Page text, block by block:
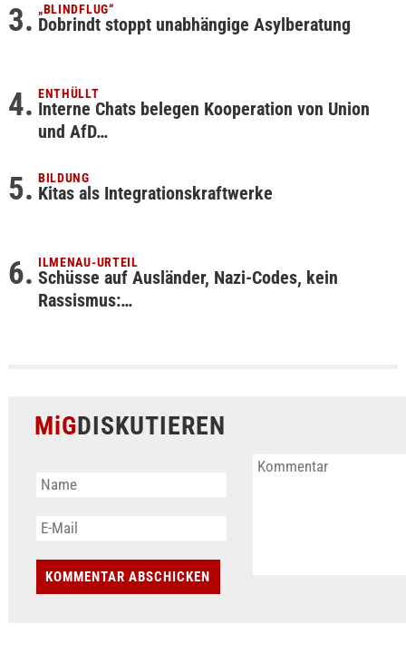
„BLINDFLUG“
Dobrindt stoppt unabhängige Asylberatung
ENTHÜLLT
Interne Chats belegen Kooperation von Union
und AfD…
BILDUNG
Kitas als Integrationskraftwerke
ILMENAU-URTEIL
Schüsse auf Ausländer, Nazi-Codes, kein
Rassismus:…
MiGDISKUTIEREN